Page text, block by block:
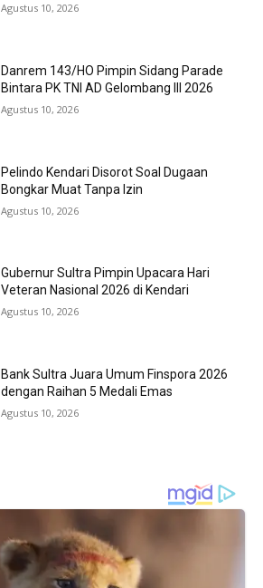
Agustus 10, 2026
Danrem 143/HO Pimpin Sidang Parade
Bintara PK TNI AD Gelombang III 2026
Agustus 10, 2026
Pelindo Kendari Disorot Soal Dugaan
Bongkar Muat Tanpa Izin
Agustus 10, 2026
Gubernur Sultra Pimpin Upacara Hari
Veteran Nasional 2026 di Kendari
Agustus 10, 2026
Bank Sultra Juara Umum Finspora 2026
dengan Raihan 5 Medali Emas
Agustus 10, 2026